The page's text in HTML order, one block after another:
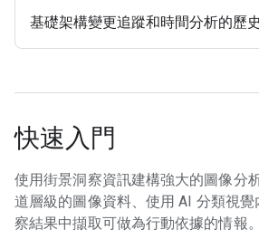
基礎架構變更追蹤和時間分析的歷史
快速入門
使用街景洞察資訊建構強大的圖像分
道層級的圖像資料、使用 AI 分類視
察結果中擷取可做為行動依據的情報。